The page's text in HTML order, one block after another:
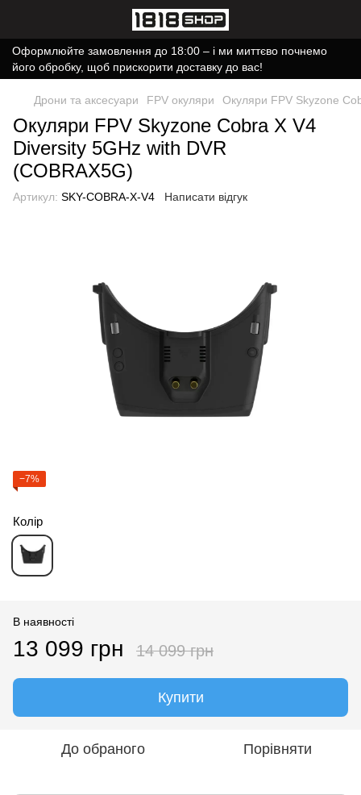
Оформлюйте замовлення до 18:00 – і ми миттєво почнемо
його обробку, щоб прискорити доставку до вас!
Дрони та аксесуари FPV окуляри Окуляри FPV Skyzone
Окуляри FPV Skyzone Cobra X V4
Diversity 5GHz with DVR
(COBRAX5G)
Артикул: SKY-COBRA-X-V4 Написати відгук
−7%
Колір
В наявності
13 099 грн 14 099 грн
Купити
До обраного Порівняти